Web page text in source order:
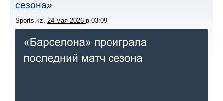
сезона
Sports.kz, 24 мая 2026 в 03:09